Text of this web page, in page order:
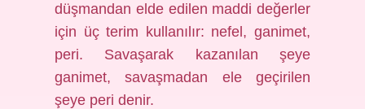
düşmandan elde edilen maddi değerler
için üç terim kullanılır: nefel, ganimet,
peri. Savaşarak kazanılan şeye
ganimet, savaşmadan ele geçirilen
şeye peri denir.